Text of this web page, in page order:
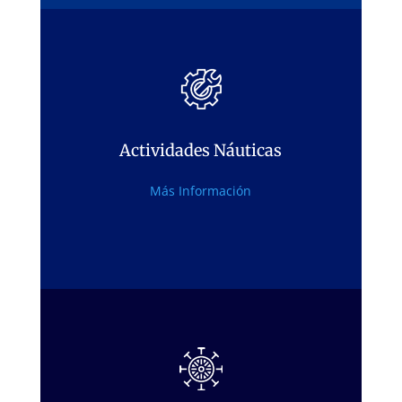
Actividades Náuticas
Más Información
Actividades Náuticas
En el Pantano de San Juan, Madrid